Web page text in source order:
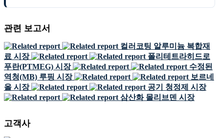
관련 보고서
컬러코팅 알루미늄 복합재
료 시장
폴리테트라히드로
푸란(PTMEG) 시장
수정된
역청(MB) 루핑 시장
보르네
올 시장
공기 청정제 시장
삼산화 몰리브덴 시장
고객사